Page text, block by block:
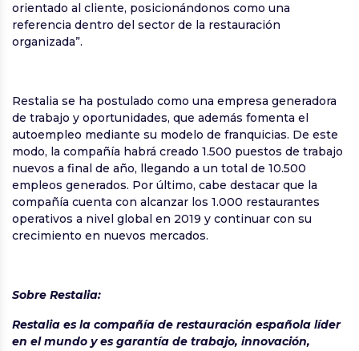
orientado al cliente, posicionándonos como una
referencia dentro del sector de la restauración
organizada”.
Restalia se ha postulado como una empresa generadora
de trabajo y oportunidades, que además fomenta el
autoempleo mediante su modelo de franquicias. De este
modo, la compañía habrá creado 1.500 puestos de trabajo
nuevos a final de año, llegando a un total de 10.500
empleos generados. Por último, cabe destacar que la
compañía cuenta con alcanzar los 1.000 restaurantes
operativos a nivel global en 2019 y continuar con su
crecimiento en nuevos mercados.
Sobre Restalia:
Restalia es la compañía de restauración española líder
en el mundo y es garantía de trabajo, innovación,